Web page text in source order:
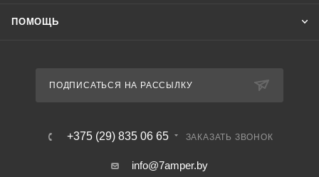
ПОМОЩЬ
ПОДПИСАТЬСЯ НА РАССЫЛКУ
+375 (29) 835 06 65 ЗАКАЗАТЬ ЗВОНОК
info@7amper.by